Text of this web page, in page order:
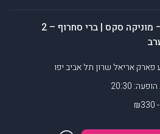
פיס Live – מוניקה סקס | ברי סחרוף – 2
20:30
פארק אריאל שרון תל אביב יפו